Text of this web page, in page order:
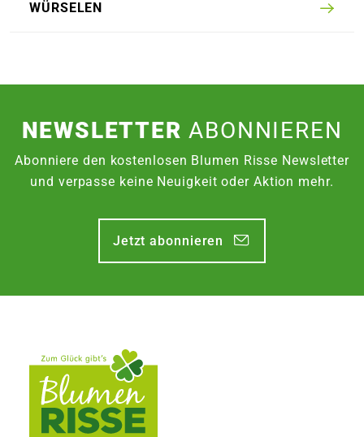
WÜRSELEN
NEWSLETTERABONNIEREN
Abonniere den kostenlosen Blumen Risse Newsletter
und verpasse keine Neuigkeit oder Aktion mehr.
Jetzt abonnieren